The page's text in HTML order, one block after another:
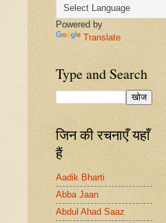
Powered by
Translate
Type and Search
जिन की रचनाएँ यहाँ
हैं
Aadik Bharti
Abba Jaan
Abdul Ahad Saaz